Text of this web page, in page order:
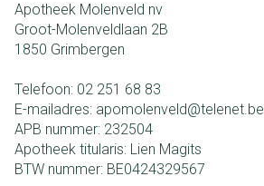
Apotheek Molenveld nv
Groot-Molenveldlaan 2B
1850 Grimbergen
Telefoon: 02 251 68 83
E-mailadres: apomolenveld@telenet.be
APB nummer: 232504
Apotheek titularis: Lien Magits
BTW nummer: BE0424329567